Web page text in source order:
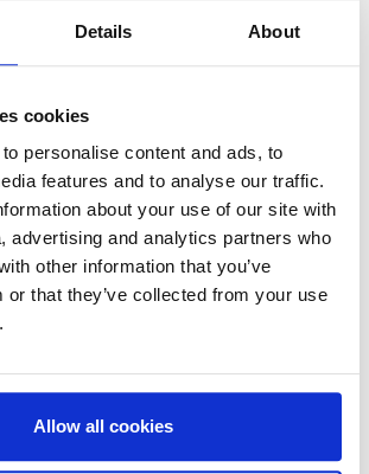
Details About
cookies
personalise content and ads, to
features and to analyse our traffic.
about your use of our site with
advertising and analytics partners who
other information that you’ve
or that they’ve collected from your use
Allow all cookies
och i skala.
inte bara
Den utmanar
i en
Designroller,
och